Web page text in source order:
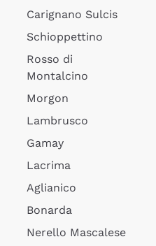
Carignano Sulcis
Schioppettino
Rosso di
Montalcino
Morgon
Lambrusco
Gamay
Lacrima
Aglianico
Bonarda
Nerello Mascalese